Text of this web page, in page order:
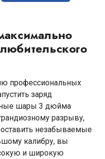
профессиональных
заряд
шары 3 дюйма
разрыву,
незабываемые
калибру, вы
и широкую